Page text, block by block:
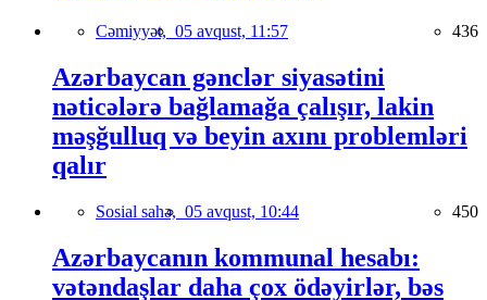
Cəmiyyət, 05 avqust, 11:57 436
Azərbaycan gənclər siyasətini
nəticələrə bağlamağa çalışır, lakin
məşğulluq və beyin axını problemləri
qalır
Sosial sahə, 05 avqust, 10:44 450
Azərbaycanın kommunal hesabı:
vətəndaşlar daha çox ödəyirlər, bəs